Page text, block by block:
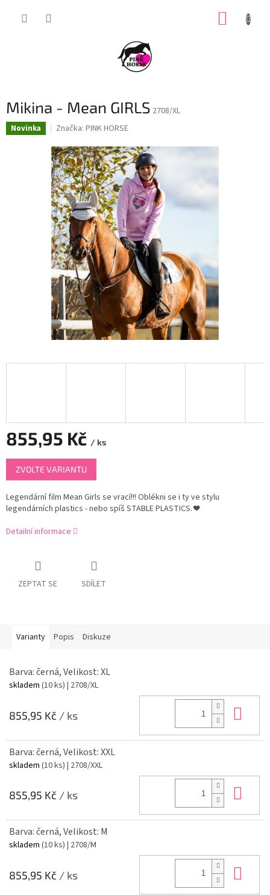
Mikina - Mean GIRLS 2708/XL
Novinka Značka: PINK HORSE
855,95 Kč / ks
Měrná
cena:
ZVOLTE VARIANTU
Legendární film Mean Girls se vrací!!! Oblékni se i ty ve stylu
legendárních plastics - nebo spíš STABLE PLASTICS.❤️
Detailní informace
ZEPTAT SE SDÍLET
Varianty Popis Diskuze
Barva: černá, Velikost: XL
skladem (10 ks) | 2708/XL
855,95 Kč / ks
Barva: černá, Velikost: XXL
skladem (10 ks) | 2708/XXL
855,95 Kč / ks
Barva: černá, Velikost: M
skladem (10 ks) | 2708/M
855,95 Kč / ks